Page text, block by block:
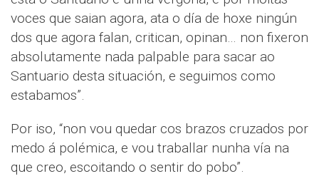
voces que saian agora, ata o día de hoxe ningún
dos que agora falan, critican, opinan… non fixeron
absolutamente nada palpable para sacar ao
Santuario desta situación, e seguimos como
estabamos”.
Por iso, “non vou quedar cos brazos cruzados por
medo á polémica, e vou traballar nunha vía na
que creo, escoitando o sentir do pobo”.